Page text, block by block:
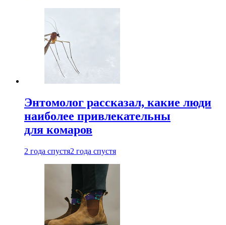
Энтомолог рассказал, какие люди
наиболее привлекательны
для комаров
2 года спустя2 года спустя